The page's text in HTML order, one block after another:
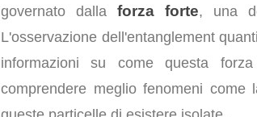
governato dalla forza forte, una
L'osservazione dell'entanglement
informazioni su come questa
comprendere meglio fenomeni come